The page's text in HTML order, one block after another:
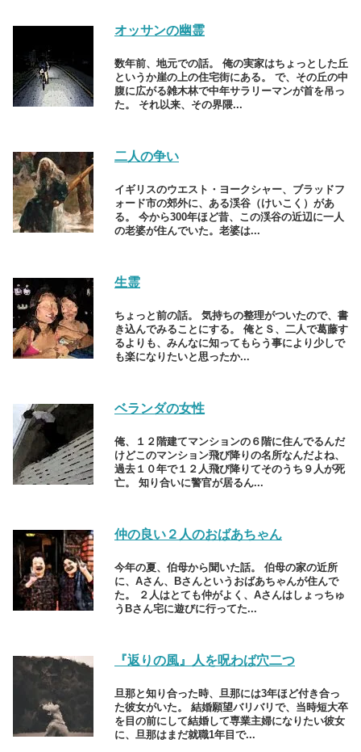
オッサンの幽霊
数年前、地元での話。 俺の実家はちょっとした丘
というか崖の上の住宅街にある。 で、その丘の中
腹に広がる雑木林で中年サラリーマンが首を吊っ
た。 それ以来、その界隈...
二人の争い
イギリスのウエスト・ヨークシャー、ブラッドフ
ォード市の郊外に、ある渓谷（けいこく）があ
る。 今から300年ほど昔、この渓谷の近辺に一人
の老婆が住んでいた。老婆は...
生霊
ちょっと前の話。 気持ちの整理がついたので、書
き込んでみることにする。 俺とＳ、二人で葛藤す
るよりも、みんなに知ってもらう事により少しで
も楽になりたいと思ったか...
ベランダの女性
俺、１２階建てマンションの６階に住んでるんだ
けどこのマンション飛び降りの名所なんだよね、
過去１０年で１２人飛び降りてそのうち９人が死
亡。 知り合いに警官が居るん...
仲の良い２人のおばあちゃん
今年の夏、伯母から聞いた話。 伯母の家の近所
に、Aさん、Bさんというおばあちゃんが住んで
た。 ２人はとても仲がよく、Aさんはしょっちゅ
うBさん宅に遊びに行ってた...
『返りの風』人を呪わば穴二つ
旦那と知り合った時、旦那には3年ほど付き合っ
た彼女がいた。 結婚願望バリバリで、当時短大卒
を目の前にして結婚して専業主婦になりたい彼女
に、旦那はまだ就職1年目で...